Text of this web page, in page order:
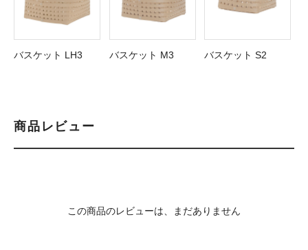
バスケット LH3 バスケット M3 バスケット S2
商品レビュー
この商品のレビューは、まだありません